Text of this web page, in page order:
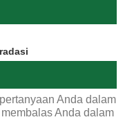
Anda dalam
Anda dalam